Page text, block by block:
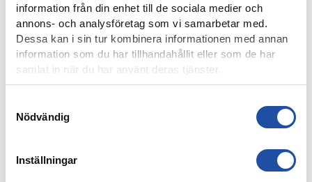
information från din enhet till de sociala medier och
annons- och analysföretag som vi samarbetar med.
Dessa kan i sin tur kombinera informationen med annan
information som du har tillhandahållit eller som de har
samlat in när du har använt deras tjänster.
Nödvändig
Inställningar
ELIAS JEMALS BÄSTA TID PÅ KANTEN – “BARNDOMSDRÖM
ATT FÅ SPELA SÅ HÄR”